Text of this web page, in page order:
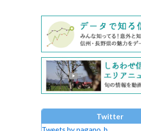
Twitter